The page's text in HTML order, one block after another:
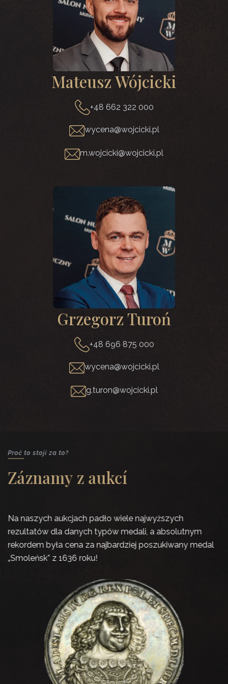
Mateusz Wójcicki
+48 662 322 000
wycena@wojcicki.pl
m.wojcicki@wojcicki.pl
Grzegorz Turoń
+48 696 875 000
wycena@wojcicki.pl
g.turon@wojcicki.pl
Proč to stojí za to?
Záznamy z aukcí
Na naszych aukcjach padło wiele najwyższych
rezultatów dla danych typów medali, a absolutnym
rekordem była cena za najbardziej poszukiwany medal
„Smoleńsk” z 1636 roku!